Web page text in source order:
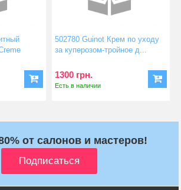
502780 Guinot Крем по уходу
за куперозом-тройное д...
1300 грн.
Есть в наличии
от салонов и мастеров!